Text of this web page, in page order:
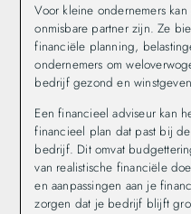
Voor kleine ondernemers
onmisbare partner zijn. Ze
financiële planning,
ondernemers om
bedrijf gezond en
Een financieel adviseur kan
financieel plan dat past bij
bedrijf. Dit omvat
van realistische financiële
en aanpassingen aan je
zorgen dat je bedrijf blijft